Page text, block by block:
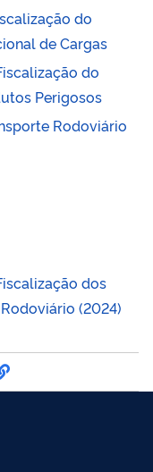
do
de Cargas
do
Perigosos
Rodoviário
dos
(2024)
por Facebook
por Twitter
porpor
link para Copiar